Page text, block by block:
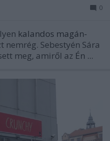
0
kalandos magán-
nemrég. Sebestyén Sára
meg, amiről az Én ...